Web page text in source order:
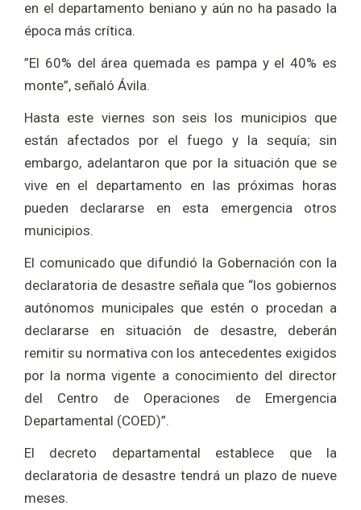
en el departamento beniano y aún no ha pasado la
época más crítica.
”El 60% del área quemada es pampa y el 40% es
monte”, señaló Ávila.
Hasta este viernes son seis los municipios que
están afectados por el fuego y la sequía; sin
embargo, adelantaron que por la situación que se
vive en el departamento en las próximas horas
pueden declararse en esta emergencia otros
municipios.
El comunicado que difundió la Gobernación con la
declaratoria de desastre señala que “los gobiernos
autónomos municipales que estén o procedan a
declararse en situación de desastre, deberán
remitir su normativa con los antecedentes exigidos
por la norma vigente a conocimiento del director
del Centro de Operaciones de Emergencia
Departamental (COED)”.
El decreto departamental establece que la
declaratoria de desastre tendrá un plazo de nueve
meses.